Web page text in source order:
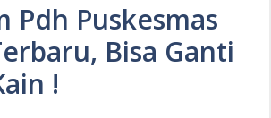
Pdh Puskesmas
Bisa Ganti
!